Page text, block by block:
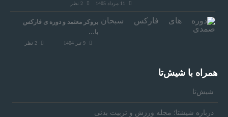
11 مرداد 1405 2 نظر
بروکر معتمد و دوره‌ ی فارکس
با…
9 تیر 1404 2 نظر
همراه‌ با شیش‌تا
شیش‌تا
درباره شیشتا؛ مجله ورزش و تربیت بدنی